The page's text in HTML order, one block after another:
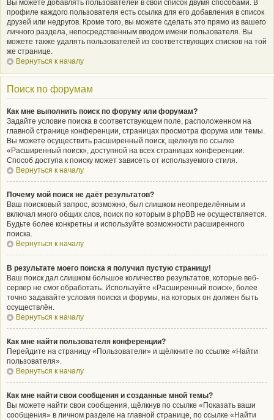
Вы можете добавлять пользователей в свой список двумя способами. В
профиле каждого пользователя есть ссылка для его добавления в список
друзей или недругов. Кроме того, вы можете сделать это прямо из вашего
личного раздела, непосредственным вводом имени пользователя. Вы
можете также удалять пользователей из соответствующих списков на той
же странице.
Вернуться к началу
Поиск по форумам
Как мне выполнить поиск по форуму или форумам?
Задайте условие поиска в соответствующем поле, расположенном на
главной странице конференции, страницах просмотра форума или темы.
Вы можете осуществить расширенный поиск, щёлкнув по ссылке
«Расширенный поиск», доступной на всех страницах конференции.
Способ доступа к поиску может зависеть от используемого стиля.
Вернуться к началу
Почему мой поиск не даёт результатов?
Ваш поисковый запрос, возможно, был слишком неопределённым и
включал много общих слов, поиск по которым в phpBB не осуществляется.
Будьте более конкретны и используйте возможности расширенного
поиска.
Вернуться к началу
В результате моего поиска я получил пустую страницу!
Ваш поиск дал слишком большое количество результатов, которые веб-
сервер не смог обработать. Используйте «Расширенный поиск», более
точно задавайте условия поиска и форумы, на которых он должен быть
осуществлён.
Вернуться к началу
Как мне найти пользователя конференции?
Перейдите на страницу «Пользователи» и щёлкните по ссылке «Найти
пользователя».
Вернуться к началу
Как мне найти свои сообщения и созданные мной темы?
Вы можете найти свои сообщения, щёлкнув по ссылке «Показать ваши
сообщения» в личном разделе на главной странице, по ссылке «Найти